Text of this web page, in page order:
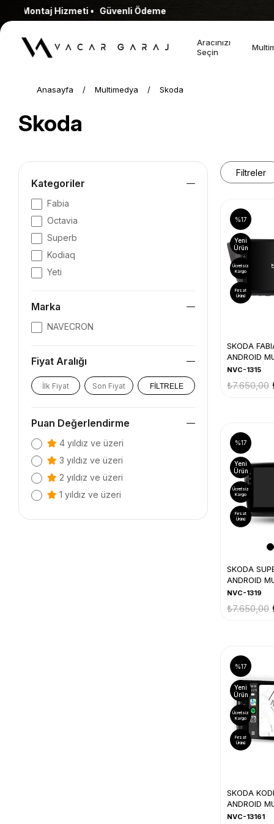
• Güvenli Ödeme
Aracınızı
Seçin
Anasayfa Multimedya Skoda
Skoda
Kategoriler
Fabia
Octavia
Superb
Kodiaq
Yeti
Marka
NAVECRON
Fiyat Aralığı
FILTRELE
Puan Değerlendirme
4 yıldız ve üzeri
3 yıldız ve üzeri
2 yıldız ve üzeri
1 yıldız ve üzeri
Filtreler
SKODA
ANDROID
21)
NVC-1315
₺7.650,00
%17
Yeni
Ürün
Ücretsiz
Kargo
Fırsat
Ürünü
SKODA
ANDROID
2015)
NVC-1319
₺7.650,00
%17
Yeni
Ürün
Ücretsiz
Kargo
Fırsat
Ürünü
SKODA
ANDROID
NVC-13161
%17
Yeni
Ürün
Ücretsiz
Kargo
Fırsat
Ürünü